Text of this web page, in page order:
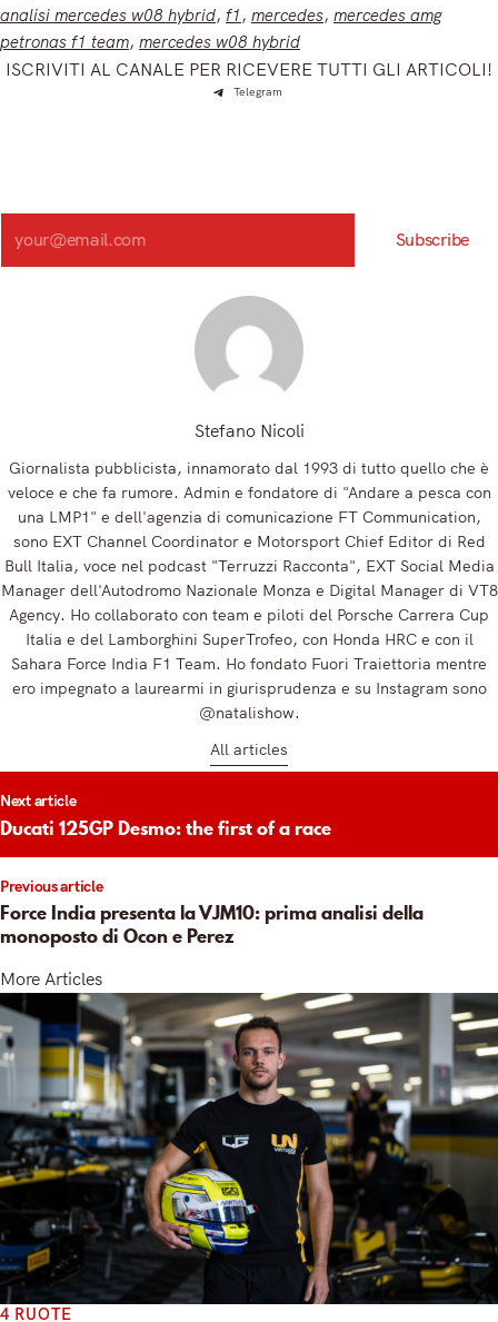
analisi mercedes w08 hybrid, f1 , mercedes, mercedes amg
petronas f1 team, mercedes w08 hybrid
ISCRIVITI AL CANALE PER RICEVERE TUTTI GLI ARTICOLI!
Telegram
Search
Subscribe
Stefano Nicoli
Giornalista pubblicista, innamorato dal 1993 di tutto quello che è
veloce e che fa rumore. Admin e fondatore di "Andare a pesca con
una LMP1" e dell'agenzia di comunicazione FT Communication,
sono EXT Channel Coordinator e Motorsport Chief Editor di Red
Bull Italia, voce nel podcast "Terruzzi Racconta", EXT Social Media
Manager dell'Autodromo Nazionale Monza e Digital Manager di VT8
Agency. Ho collaborato con team e piloti del Porsche Carrera Cup
Italia e del Lamborghini SuperTrofeo, con Honda HRC e con il
Sahara Force India F1 Team. Ho fondato Fuori Traiettoria mentre
ero impegnato a laurearmi in giurisprudenza e su Instagram sono
@natalishow.
All articles
Previous article
Force India presenta la VJM10: prima analisi della
monoposto di Ocon e Perez
Next article
Ducati 125GP Desmo: the first of a race
More Articles
4 RUOTE